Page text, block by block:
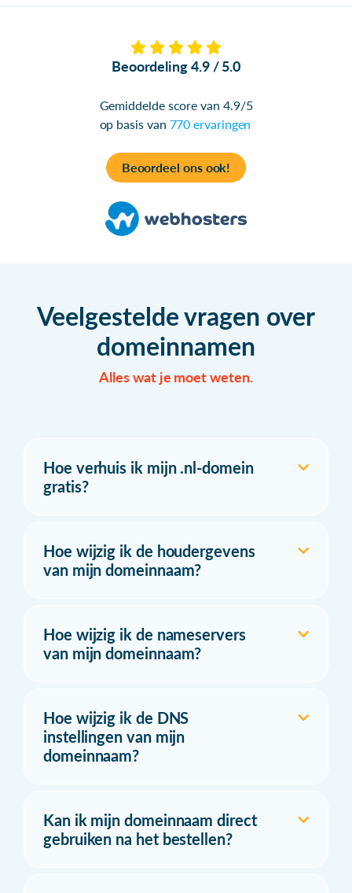
Beoordeling 4.9 / 5.0
Gemiddelde score van 4.9/5
op basis van 770 ervaringen
Beoordeel ons ook!
Veelgestelde vragen over
domeinnamen
Alles wat je moet weten.
Hoe verhuis ik mijn .nl-domein
gratis?
Hoe wijzig ik de houdergevens
van mijn domeinnaam?
Hoe wijzig ik de nameservers
van mijn domeinnaam?
Hoe wijzig ik de DNS
instellingen van mijn
domeinnaam?
Kan ik mijn domeinnaam direct
gebruiken na het bestellen?